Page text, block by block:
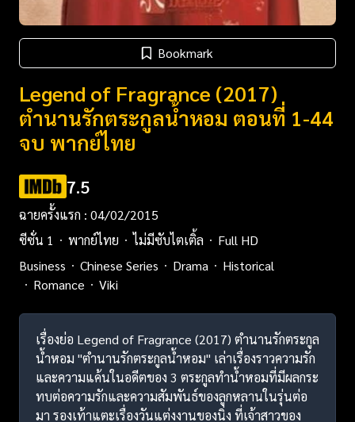
Bookmark
Legend of Fragrance (2017)
ตำนานรักตระกูลน้ำหอม ตอนที่ 1-44
จบ พากย์ไทย
7.5
ฉายครั้งแรก : 04/02/2015
ซีซั่น 1
พากย์ไทย ไม่มีซับไตเติ้ล
Full HD
Business
Chinese Series Drama
Historical
Romance
Viki
เรื่องย่อ Legend of Fragrance (2017) ตำนานรักตระกูล
น้ำหอม "ตำนานรักตระกูลน้ำหอม" เล่าเรื่องราวความรัก
และความแค้นในอดีตของ 3 ตระกูลทำน้ำหอมที่มีผลกระ
ทบต่อความรักและความสัมพันธ์ของลูกหลานในรุ่นต่อ
มา รองเท้าแตะเรื่องวันแต่งงานของนิ่ง ที่เจ้าสาวของ